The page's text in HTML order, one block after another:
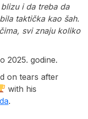
i da treba da
taktička kao šah.
svi znaju koliko
2025. godine.
on tears after
with his
.